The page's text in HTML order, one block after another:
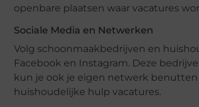
openbare plaatsen waar vacatures
Sociale Media en Netwerken
Volg schoonmaakbedrijven en
Facebook en Instagram. Deze
kun je ook je eigen netwerk
huishoudelijke hulp vacatures.